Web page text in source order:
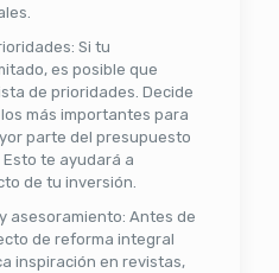
Si tu
es posible que
de prioridades. Decide
más importantes para
parte del presupuesto
te ayudará a
de tu inversión.
asesoramiento: Antes de
de reforma integral
inspiración en revistas,